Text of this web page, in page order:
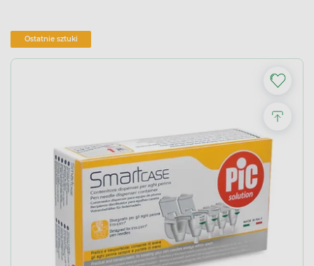
Ostatnie sztuki